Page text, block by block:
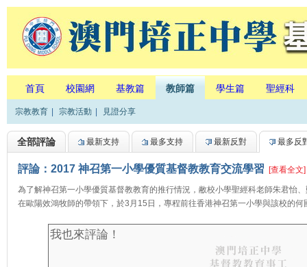
首頁 校園網 基教篇 教師篇 學生篇 聖經科
宗教教育 宗教活動 見證分享
全部評論 最新支持 最多支持 最新反對 最多反
評論：2017 神召第一小學優質基督教教育交流學習 [查看全文]
為了解神召第一小學優質基督教教育的推行情況，敝校小學聖經科老師朱君怡
在歐陽效鴻牧師的帶領下，於3月15日，專程前往香港神召第一小學與該校的